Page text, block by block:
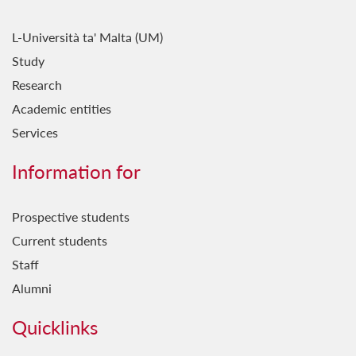
Għal Fejn Illejla?
Għawdxin
Ghażliet
Għerf Missirijietna
Ħamsin u Waħda
Ħsejjes u Stejjer
Il-Baħar fil-Letteratura
Il-Favorita tar-Re
L-Università ta' Malta (UM)
Study
Research
Academic entities
Services
Information for
Prospective students
Current students
Staff
Alumni
Quicklinks